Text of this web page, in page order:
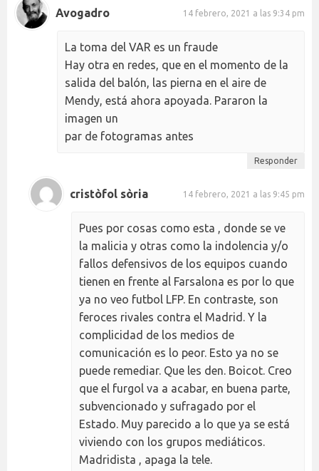
Avogadro 14 febrero, 2021 a las 9:34 pm
La toma del VAR es un fraude
Hay otra en redes, que en el momento de la
salida del balón, las pierna en el aire de
Mendy, está ahora apoyada. Pararon la
imagen un
par de fotogramas antes
Responder
cristòfol sòria 14 febrero, 2021 a las 9:45 pm
Pues por cosas como esta , donde se ve
la malicia y otras como la indolencia y/o
fallos defensivos de los equipos cuando
tienen en frente al Farsalona es por lo que
ya no veo futbol LFP. En contraste, son
feroces rivales contra el Madrid. Y la
complicidad de los medios de
comunicación es lo peor. Esto ya no se
puede remediar. Que les den. Boicot. Creo
que el furgol va a acabar, en buena parte,
subvencionado y sufragado por el
Estado. Muy parecido a lo que ya se está
viviendo con los grupos mediáticos.
Madridista , apaga la tele.